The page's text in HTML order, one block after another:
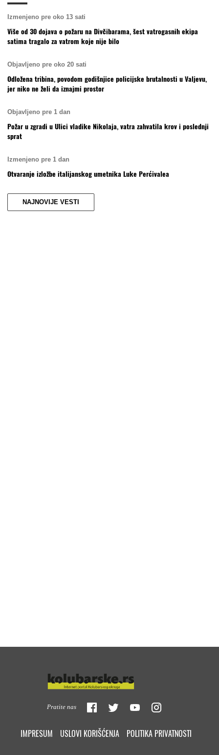
Izmenjeno pre oko 13 sati
Više od 30 dojava o požaru na Divčibarama, šest vatrogasnih ekipa
satima tragalo za vatrom koje nije bilo
Objavljeno pre oko 20 sati
Odložena tribina, povodom godišnjice policijske brutalnosti u Valjevu,
jer niko ne želi da iznajmi prostor
Objavljeno pre 1 dan
Požar u zgradi u Ulici vladike Nikolaja, vatra zahvatila krov i poslednji
sprat
Izmenjeno pre 1 dan
Otvaranje izložbe italijanskog umetnika Luke Perćivalea
NAJNOVIJE VESTI
Pratite nas
IMPRESUM USLOVI KORIŠĆENJA POLITIKA PRIVATNOSTI